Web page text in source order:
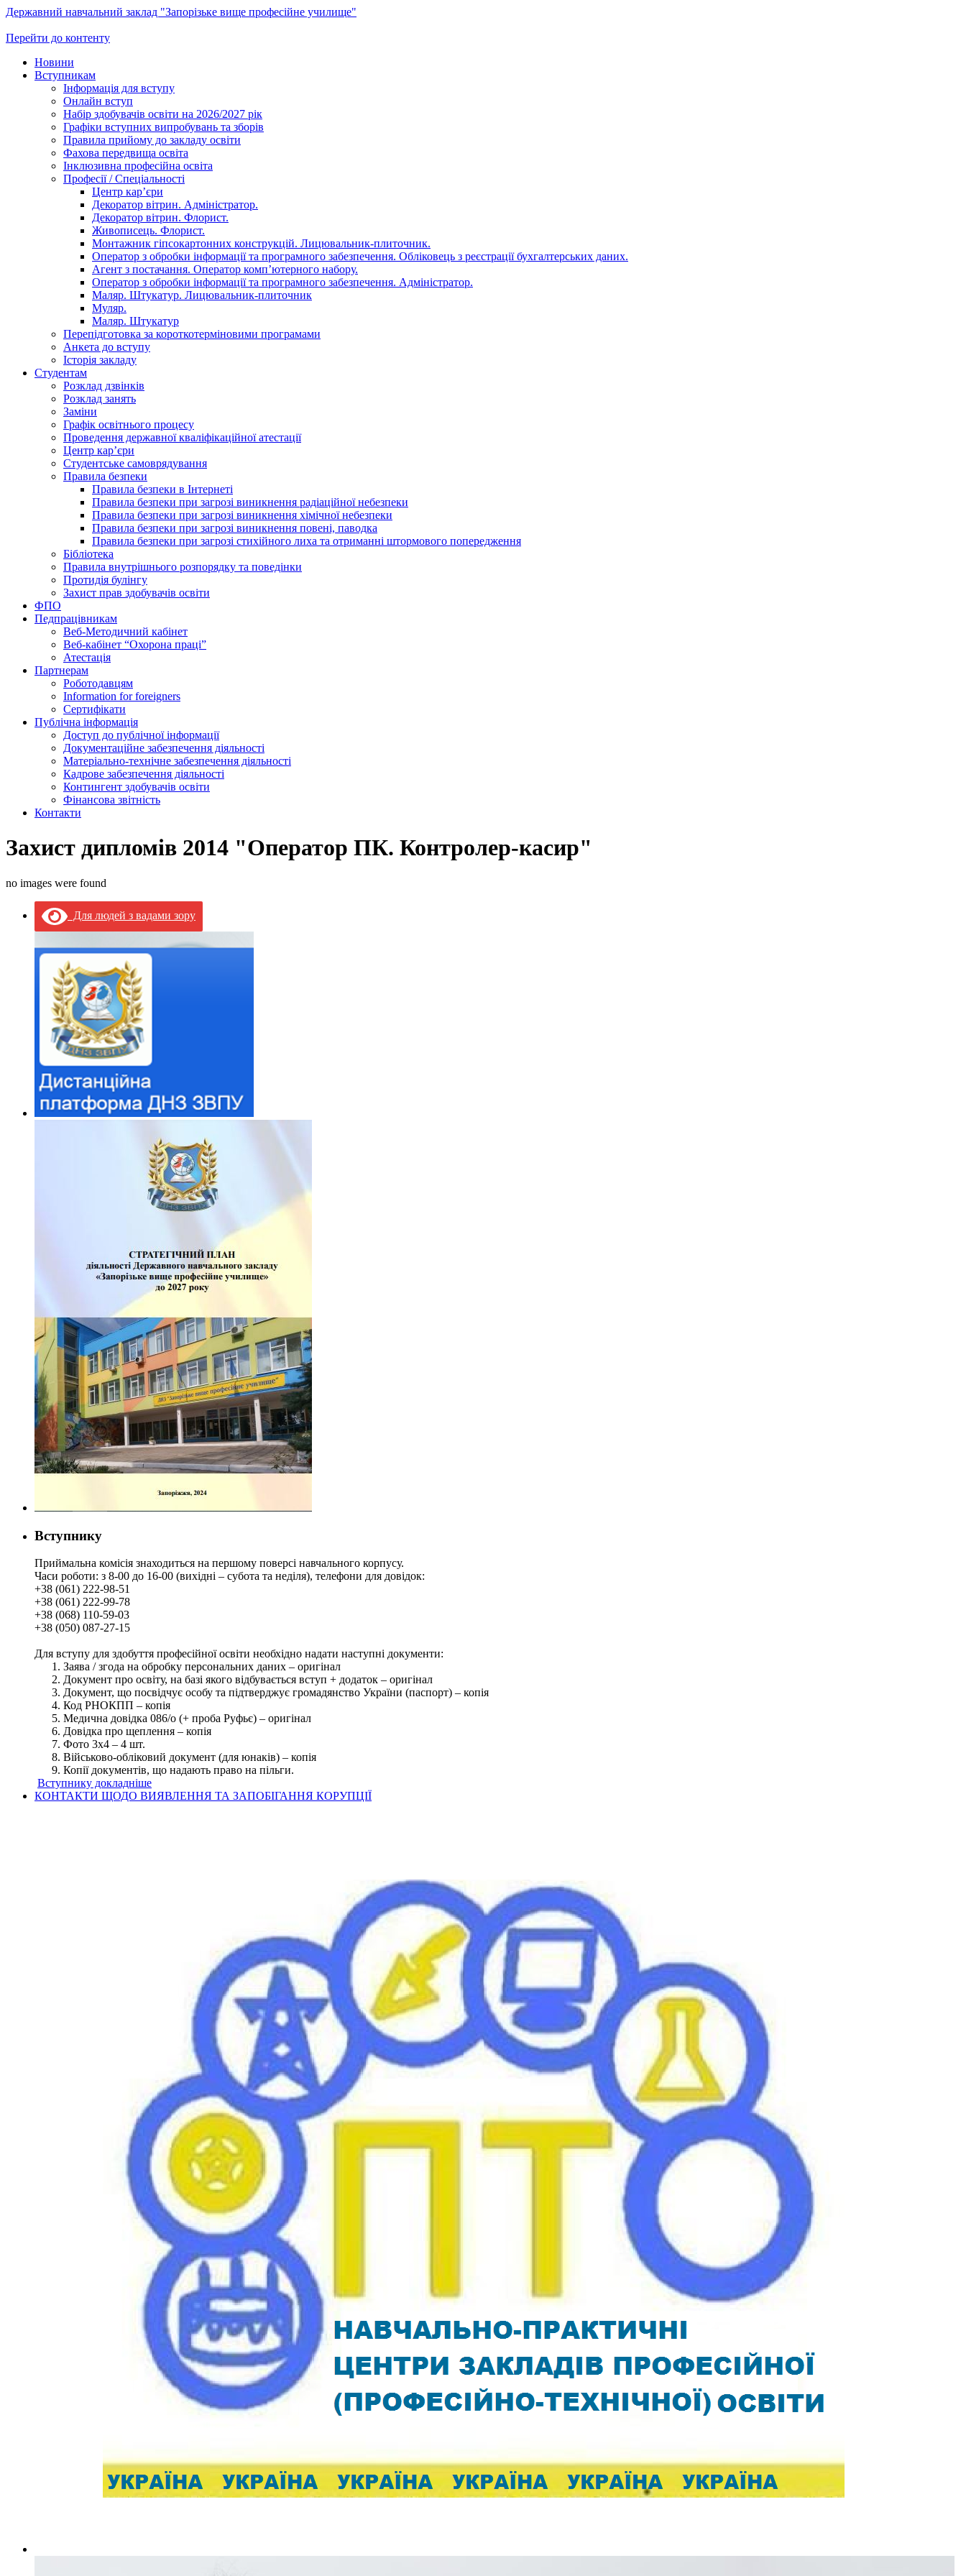
Державний навчальний заклад "Запорізьке вище професійне училище"
Перейти до контенту
Новини
Вступникам
Інформація для вступу
Онлайн вступ
Набір здобувачів освіти на 2026/2027 рік
Графіки вступних випробувань та зборів
Правила прийому до закладу освіти
Фахова передвища освіта
Інклюзивна професійна освіта
Професії / Спеціальності
Центр кар’єри
Декоратор вітрин. Адміністратор.
Декоратор вітрин. Флорист.
Живописець. Флорист.
Монтажник гіпсокартонних конструкцій. Лицювальник-плиточник.
Оператор з обробки інформації та програмного забезпечення. Обліковець з реєстрації бухгалтерських даних.
Агент з постачання. Оператор комп’ютерного набору.
Оператор з обробки інформації та програмного забезпечення. Адміністратор.
Маляр. Штукатур. Лицювальник-плиточник
Муляр.
Маляр. Штукатур
Перепідготовка за короткотерміновими програмами
Анкета до вступу
Історія закладу
Студентам
Розклад дзвінків
Розклад занять
Заміни
Графік освітнього процесу
Проведення державної кваліфікаційної атестації
Центр кар’єри
Студентське самоврядування
Правила безпеки
Правила безпеки в Інтернеті
Правила безпеки при загрозі виникнення радіаційної небезпеки
Правила безпеки при загрозі виникнення хімічної небезпеки
Правила безпеки при загрозі виникнення повені, паводка
Правила безпеки при загрозі стихійного лиха та отриманні штормового попередження
Бібліотека
Правила внутрішнього розпорядку та поведінки
Протидія булінгу
Захист прав здобувачів освіти
ФПО
Педпрацівникам
Веб-Методичний кабінет
Веб-кабінет “Охорона праці”
Атестація
Партнерам
Роботодавцям
Information for foreigners
Сертифікати
Публічна інформація
Доступ до публічної інформації
Документаційне забезпечення діяльності
Матеріально-технічне забезпечення діяльності
Кадрове забезпечення діяльності
Контингент здобувачів освіти
Фінансова звітність
Контакти
Захист дипломів 2014 "Оператор ПК. Контролер-касир"
no images were found
Для людей з вадами зору
Вступнику
Приймальна комісія знаходиться на першому поверсі навчального корпусу.
Часи роботи: з 8-00 до 16-00 (вихідні – субота та неділя), телефони для довідок:
+38 (061) 222-98-51
+38 (061) 222-99-78
+38 (068) 110-59-03
+38 (050) 087-27-15
Для вступу для здобуття професійної освіти необхідно надати наступні документи:
Заява / згода на обробку персональних даних – оригінал
Документ про освіту, на базі якого відбувається вступ + додаток – оригінал
Документ, що посвідчує особу та підтверджує громадянство України (паспорт) – копія
Код РНОКПП – копія
Медична довідка 086/о (+ проба Руфьє) – оригінал
Довідка про щеплення – копія
Фото 3х4 – 4 шт.
Військово-обліковий документ (для юнаків) – копія
Копії документів, що надають право на пільги.
Вступнику докладніше
КОНТАКТИ ЩОДО ВИЯВЛЕННЯ ТА ЗАПОБІГАННЯ КОРУПЦІЇ